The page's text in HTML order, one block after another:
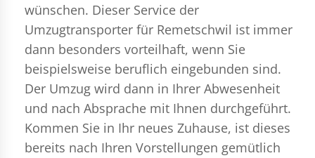
wünschen. Dieser Service der
Umzugtransporter für Remetschwil ist immer
dann besonders vorteilhaft, wenn Sie
beispielsweise beruflich eingebunden sind.
Der Umzug wird dann in Ihrer Abwesenheit
und nach Absprache mit Ihnen durchgeführt.
Kommen Sie in Ihr neues Zuhause, ist dieses
bereits nach Ihren Vorstellungen gemütlich